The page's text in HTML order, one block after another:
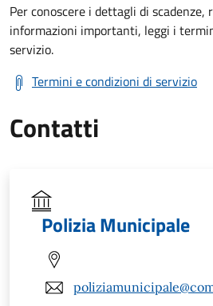
Per conoscere i dettagli di
informazioni importanti, leggi i
servizio.
Termini e condizioni di servizio
Contatti
Polizia Municipale